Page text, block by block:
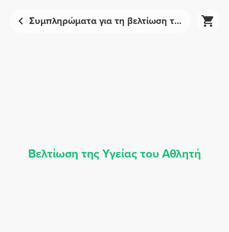
Συμπληρώματα για τη βελτίωση της υγείας του αθλητή | Prozis
Βελτίωση της Υγείας του Αθλητή